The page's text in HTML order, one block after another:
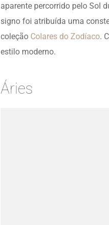
aparente percorrido pelo Sol
signo foi atribuída uma
coleção Colares do Zodíaco.
estilo moderno.
Áries